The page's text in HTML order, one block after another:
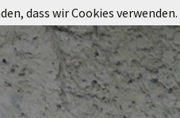
dass wir Cookies verwenden.